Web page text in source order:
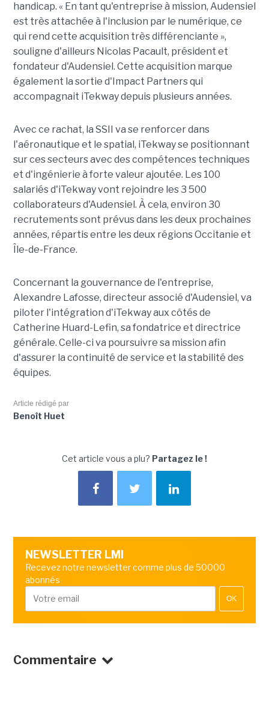
handicap. « En tant qu'entreprise à mission, Audensiel
est très attachée à l'inclusion par le numérique, ce
qui rend cette acquisition très différenciante »,
souligne d'ailleurs Nicolas Pacault, président et
fondateur d'Audensiel. Cette acquisition marque
également la sortie d'Impact Partners qui
accompagnait iTekway depuis plusieurs années.
Avec ce rachat, la SSII va se renforcer dans
l'aéronautique et le spatial, iTekway se positionnant
sur ces secteurs avec des compétences techniques
et d'ingénierie à forte valeur ajoutée. Les 100
salariés d'iTekway vont rejoindre les 3 500
collaborateurs d'Audensiel. À cela, environ 30
recrutements sont prévus dans les deux prochaines
années, répartis entre les deux régions Occitanie et
Île-de-France.
Concernant la gouvernance de l'entreprise,
Alexandre Lafosse, directeur associé d'Audensiel, va
piloter l'intégration d'iTekway aux côtés de
Catherine Huard-Lefin, sa fondatrice et directrice
générale. Celle-ci va poursuivre sa mission afin
d'assurer la continuité de service et la stabilité des
équipes.
Article rédigé par
Benoît Huet
Cet article vous a plu? Partagez le !
NEWSLETTER LMI
Recevez notre newsletter comme plus de 50000
abonnés
OK
Commentaire